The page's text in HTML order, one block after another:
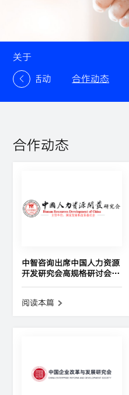
关于
最新活动
合作动态
合作动态
中智咨询出席中国人力资源
开发研究会高规格研讨会，
阅读本篇